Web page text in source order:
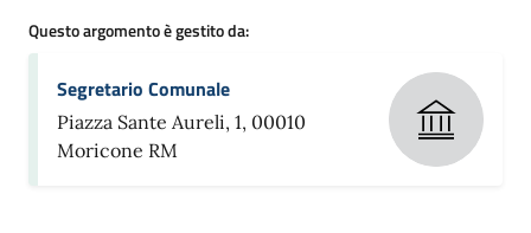
Questo argomento è gestito da:
Segretario Comunale
Piazza Sante Aureli, 1, 00010
Moricone RM